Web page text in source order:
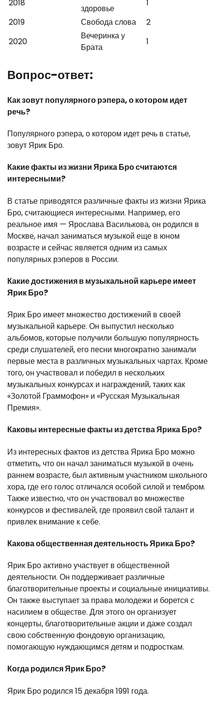
2018
здоровье
1
2019
Свобода слова
2
2020
Вечеринка у
Брата
1
Вопрос-ответ:
Как зовут популярного рэпера, о котором идет
речь?
Популярного рэпера, о котором идет речь в статье,
зовут Ярик Бро.
Какие факты из жизни Ярика Бро считаются
интересными?
В статье приводятся различные факты из жизни Ярика
Бро, считающиеся интересными. Например, его
реальное имя — Ярослава Василькова, он родился в
Москве, начал заниматься музыкой еще в юном
возрасте и сейчас является одним из самых
популярных рэперов в России.
Какие достижения в музыкальной карьере имеет
Ярик Бро?
Ярик Бро имеет множество достижений в своей
музыкальной карьере. Он выпустил несколько
альбомов, которые получили большую популярность
среди слушателей, его песни многократно занимали
первые места в различных музыкальных чартах. Кроме
того, он участвовал и победил в нескольких
музыкальных конкурсах и награждений, таких как
«Золотой Граммофон» и «Русская Музыкальная
Премия».
Каковы интересные факты из детства Ярика Бро?
Из интересных фактов из детства Ярика Бро можно
отметить, что он начал заниматься музыкой в очень
раннем возрасте, был активным участником школьного
хора, где его голос отличался особой силой и тембром.
Также известно, что он участвовал во множестве
конкурсов и фестивалей, где проявил свой талант и
привлек внимание к себе.
Какова общественная деятельность Ярика Бро?
Ярик Бро активно участвует в общественной
деятельности. Он поддерживает различные
благотворительные проекты и социальные инициативы.
Он также выступает за права молодежи и борется с
насилием в обществе. Для этого он организует
концерты, благотворительные акции и даже создал
свою собственную фондовую организацию,
помогающую нуждающимся детям и подросткам.
Когда родился Ярик Бро?
Ярик Бро родился 15 декабря 1991 года.